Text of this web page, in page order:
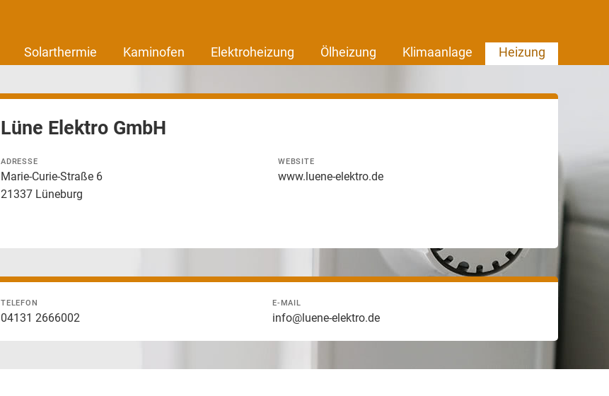
Solarthermie Kaminofen Elektroheizung Ölheizung Klimaanlage Heizung
Lüne Elektro GmbH
ADRESSE
Marie-Curie-Straße 6
21337 Lüneburg
WEBSITE
www.luene-elektro.de
TELEFON
04131 2666002
E-MAIL
info@luene-elektro.de